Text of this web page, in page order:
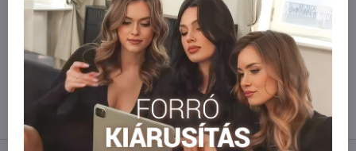
Szeretne több terméket rendelni mint
amennyi raktáron van?
Ne habozzon kapcsolatba lépni velünk, raktárra szállítjuk az árut!
info​@everlady​.eu